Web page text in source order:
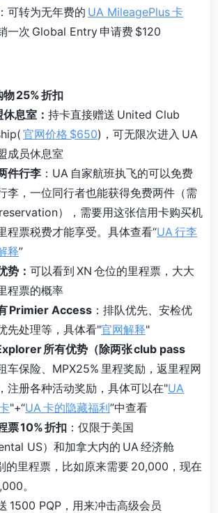
：可转为无年费的 UA MileagePlus 卡
一次 Global Entry 申请费 $120
25% 折扣
息室： 持卡直接赠送 United Club
官网价格 $650)，可无限次进入 UA
成员休息室
件行李 ：UA 自家航班执飞的可以免费
李，一位同行者也能获得免费两件（需
），需要用这张信用卡购买机
程票税费才能享受。具体查看“UA 行李
释”
势： 可以看到 XN 仓位的里程票，大大
程票的概率
Primier Access ：排队优先、安检优
先处理等，具体看"官网解释"
所有优势（除两张 club pass
车保险、MPX25% 里程奖励，返里程网
注册各种活动奖励，具体可以在"UA
"+“UA 卡的隐藏福利”中查看
票 10% 折扣 ：仅限于美国
US）和加拿大内的 UA 经济舱
的里程票，比如原来需要 20,000，现在
。
1500 PQP，用来冲击高级会员